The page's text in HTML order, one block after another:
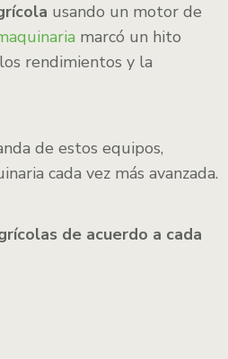
usando un motor de
marcó un hito
rendimientos y la
de estos equipos,
cada vez más avanzada.
de acuerdo a cada